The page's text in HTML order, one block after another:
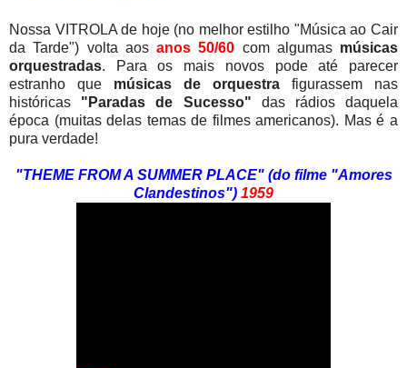
Nossa VITROLA de hoje (no melhor estilho "Música ao Cair
da Tarde") volta aos anos 50/60 com algumas músicas
orquestradas. Para os mais novos pode até parecer
estranho que músicas de orquestra figurassem nas
históricas "Paradas de Sucesso" das rádios daquela
época (muitas delas temas de filmes americanos). Mas é a
pura verdade!
"THEME FROM A SUMMER PLACE" (do filme "Amores
Clandestinos") 1959